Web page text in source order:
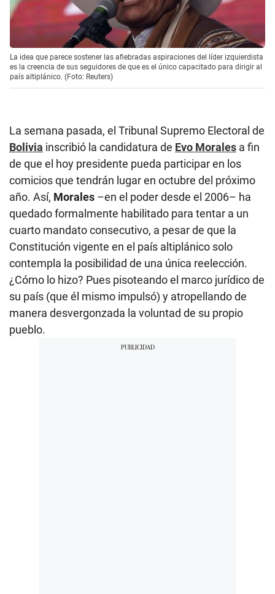
La idea que parece sostener las afiebradas aspiraciones del líder izquierdista
es la creencia de sus seguidores de que es el único capacitado para dirigir al
país altiplánico. (Foto: Reuters)
La semana pasada, el Tribunal Supremo Electoral de
Bolivia inscribió la candidatura de Evo Morales a fin
de que el hoy presidente pueda participar en los
comicios que tendrán lugar en octubre del próximo
año. Así, Morales –en el poder desde el 2006– ha
quedado formalmente habilitado para tentar a un
cuarto mandato consecutivo, a pesar de que la
Constitución vigente en el país altiplánico solo
contempla la posibilidad de una única reelección.
¿Cómo lo hizo? Pues pisoteando el marco jurídico de
su país (que él mismo impulsó) y atropellando de
manera desvergonzada la voluntad de su propio
pueblo.